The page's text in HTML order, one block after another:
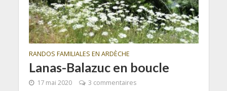
RANDOS FAMILIALES EN ARDÈCHE
Lanas-Balazuc en boucle
17 mai 2020 3 commentaires